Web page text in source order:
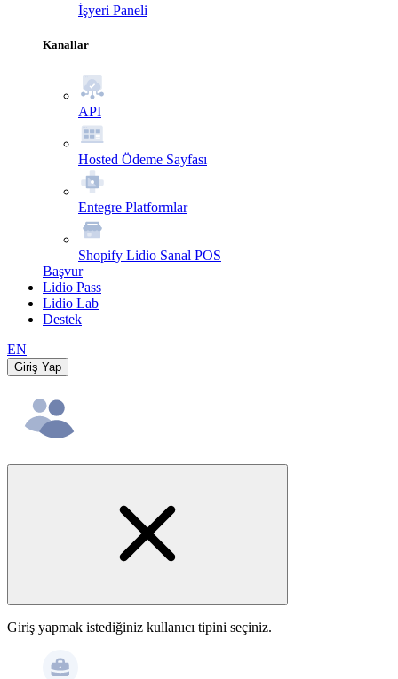
İşyeri Paneli
Kanallar
API
Hosted Ödeme Sayfası
Entegre Platformlar
Shopify Lidio Sanal POS
Başvur
Lidio Pass
Lidio Lab
Destek
EN
Giriş Yap
Giriş yapmak istediğiniz kullanıcı tipini seçiniz.